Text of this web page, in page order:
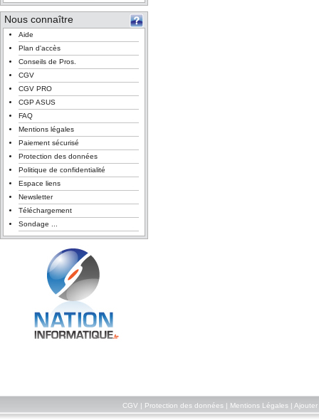
Nous connaître
Aide
Plan d'accès
Conseils de Pros.
CGV
CGV PRO
CGP ASUS
FAQ
Mentions légales
Paiement sécurisé
Protection des données
Politique de confidentialité
Espace liens
Newsletter
Téléchargement
Sondage ...
CGV Protection des données| Mentions Légales| Ajouter